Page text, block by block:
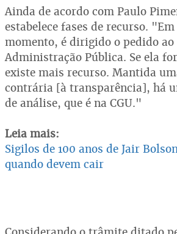
Ainda de acordo com Paulo
estabelece fases de recurso.
momento, é dirigido o pedido
Administração Pública. Se ela
existe mais recurso. Mantida
contrária [à transparência], há
de análise, que é na CGU."
Leia mais:
Sigilos de 100 anos de Jair
quando devem cair